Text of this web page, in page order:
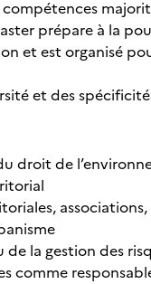
prépare à la
et est organisé
et des
droit de
la gestion des
comme